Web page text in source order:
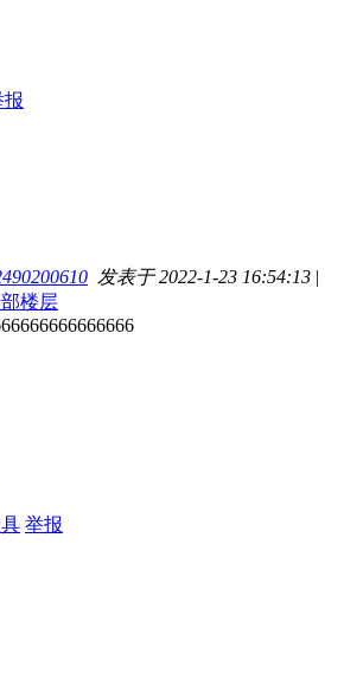
报
发表于 2022-1-23 16:54:13 |
楼层
举报